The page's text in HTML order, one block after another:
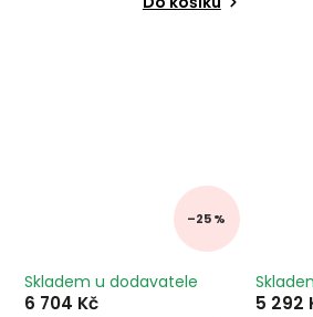
–25 %
Skladem u dodavatele
6 704 Kč 5 292